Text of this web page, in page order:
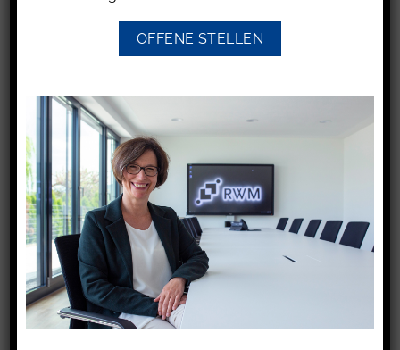
Zahlungsempfänger diesen Betrag in seiner
auch die Zustimmung des
Zahlungsempfängers vorlegen, dass dieser die
erhaltenen Unterhaltszahlungen als „sonstige
Einkünfte“ versteuert.
Der Bundesfinanzhof (BFH) hatte sich mit der
Frage zu befassen, ob die einer
Unterhaltsempfängerin entstandenen
Prozesskosten für die Durchführung eines
Klageverfahrens auf Erhalt bzw. Erhöhung der
Unterhaltszahlung gegen ihren geschiedenen
OFFENE STELLEN